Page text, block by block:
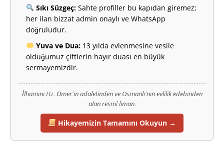
Sıkı Süzgeç:Sahte profiller bu kapıdan giremez;
her ilan bizzat admin onaylı ve WhatsApp
doğruludur.
Yuva ve Dua:13 yılda evlenmesine vesile
olduğumuz çiftlerin hayır duası en büyük
sermayemizdir.
İlhamını Hz. Ömer'in adaletinden ve Osmanlı'nın evlilik edebinden
alan resmî liman.
Hikayemizin Tamamını Okuyun →